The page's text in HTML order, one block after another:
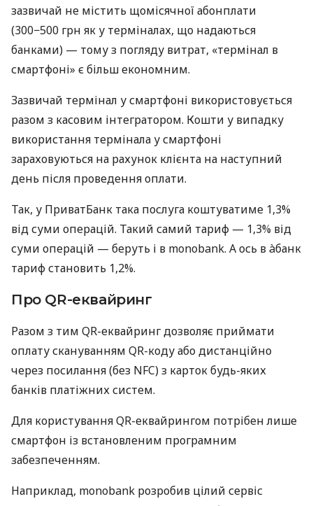
зазвичай не містить щомісячної абонплати
(300−500 грн як у терміналах, що надаються
банками) — тому з погляду витрат, «термінал в
смартфоні» є більш економним.
Зазвичай термінал у смартфоні використовується
разом з касовим інтегратором. Кошти у випадку
використання термінала у смартфоні
зараховуються на рахунок клієнта на наступний
день після проведення оплати.
Так, у ПриватБанк така послуга коштуватиме 1,3%
від суми операцій. Такий самий тариф — 1,3% від
суми операцій — беруть і в monobank. А ось в àбанк
тариф становить 1,2%.
Про QR-еквайринг
Разом з тим QR-еквайринг дозволяє приймати
оплату скануванням QR-коду або дистанційно
через посилання (без NFC) з карток будь-яких
банків платіжних систем.
Для користування QR-еквайрингом потрібен лише
смартфон із встановленим програмним
забезпеченням.
Наприклад, monobank розробив цілий сервіс